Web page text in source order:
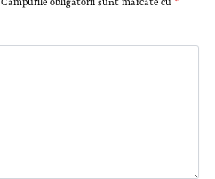
Câmpurile obligatorii sunt marcate cu *